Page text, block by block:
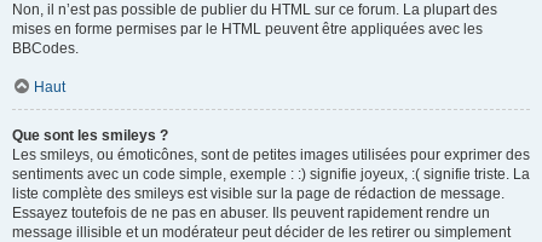
Non, il n’est pas possible de publier du HTML sur ce forum. La plupart des
mises en forme permises par le HTML peuvent être appliquées avec les
BBCodes.
Haut
Que sont les smileys ?
Les smileys, ou émoticônes, sont de petites images utilisées pour exprimer des
sentiments avec un code simple, exemple : :) signifie joyeux, :( signifie triste. La
liste complète des smileys est visible sur la page de rédaction de message.
Essayez toutefois de ne pas en abuser. Ils peuvent rapidement rendre un
message illisible et un modérateur peut décider de les retirer ou simplement